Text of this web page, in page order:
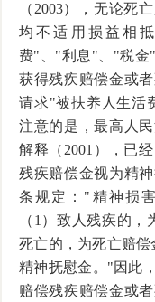
（2003），无论死
均不适用损益相
费"、"利息"、"税金
获得残疾赔偿金或
请求"被扶养人生活
注意的是，最高人
解释（2001），已
残疾赔偿金视为精
条规定："精神损
（1）致人残疾的，
死亡的，为死亡赔
精神抚慰金。"因此
赔偿残疾赔偿金或